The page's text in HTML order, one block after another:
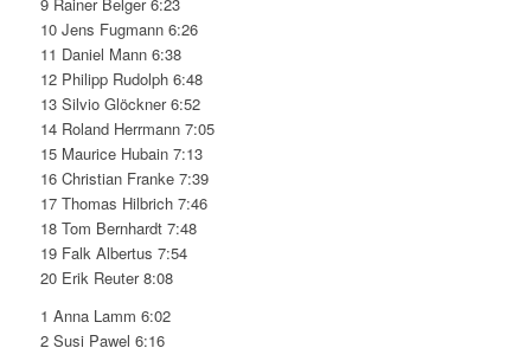
10 Jens Fugmann 6:26
11 Daniel Mann 6:38
12 Philipp Rudolph 6:48
13 Silvio Glöckner 6:52
14 Roland Herrmann 7:05
15 Maurice Hubain 7:13
16 Christian Franke 7:39
17 Thomas Hilbrich 7:46
18 Tom Bernhardt 7:48
19 Falk Albertus 7:54
20 Erik Reuter 8:08
1 Anna Lamm 6:02
2 Susi Pawel 6:16